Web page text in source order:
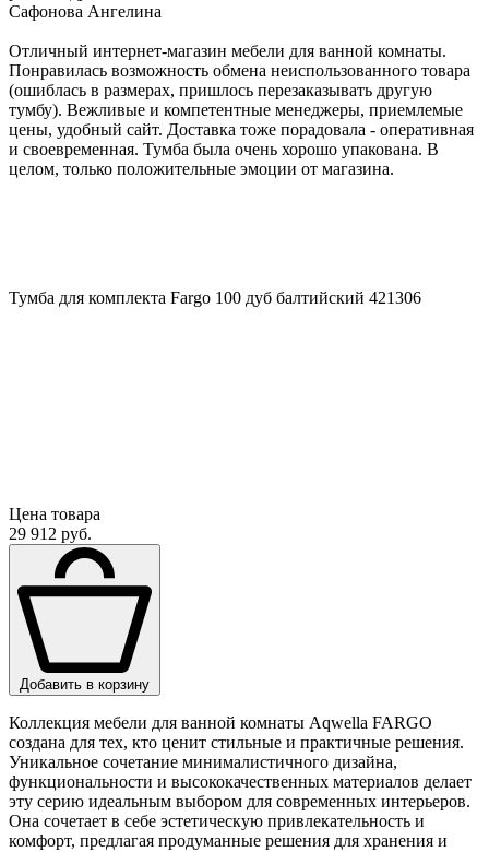
Сафонова Ангелина
Отличный интернет-магазин мебели для ванной комнаты.
Понравилась возможность обмена неиспользованного товара
(ошиблась в размерах, пришлось перезаказывать другую
тумбу). Вежливые и компетентные менеджеры, приемлемые
цены, удобный сайт. Доставка тоже порадовала - оперативная
и своевременная. Тумба была очень хорошо упакована. В
целом, только положительные эмоции от магазина.
Тумба для комплекта Fargo 100 дуб балтийский 421306
Цена товара
29 912 руб.
Добавить в корзину
Коллекция мебели для ванной комнаты Aqwella FARGO
создана для тех, кто ценит стильные и практичные решения.
Уникальное сочетание минималистичного дизайна,
функциональности и высококачественных материалов делает
эту серию идеальным выбором для современных интерьеров.
Она сочетает в себе эстетическую привлекательность и
комфорт, предлагая продуманные решения для хранения и